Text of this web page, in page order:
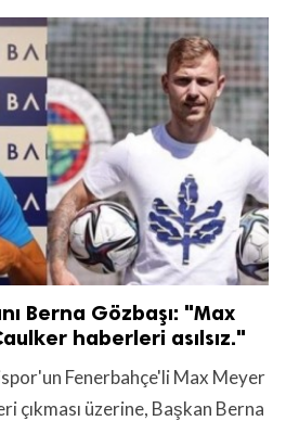
Berna Gözbaşı: "Max
haberleri asılsız."
Fenerbahçe'li Max Meyer
çıkması üzerine, Başkan Berna